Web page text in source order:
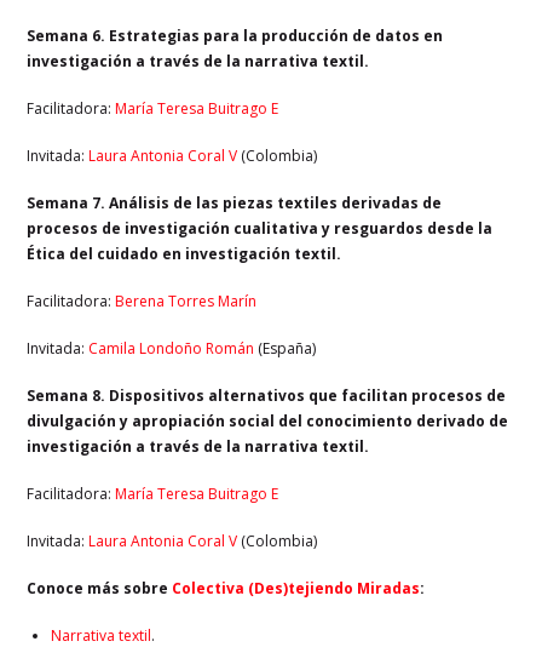
Semana 6. Estrategias para la producción de datos en
investigación a través de la narrativa textil.
Facilitadora:María Teresa Buitrago E
Invitada:Laura Antonia Coral V (Colombia)
Semana 7. Análisis de las piezas textiles derivadas de
procesos de investigación cualitativa y resguardos desde la
Ética del cuidado en investigación textil.
Facilitadora:Berena Torres Marín
Invitada: Camila Londoño Román (España)
Semana 8. Dispositivos alternativos que facilitan procesos de
divulgación y apropiación social del conocimiento derivado de
investigación a través de la narrativa textil.
Facilitadora:María Teresa Buitrago E
Invitada:Laura Antonia Coral V (Colombia)
Conoce más sobre Colectiva (Des)tejiendo Miradas:
Narrativa textil.